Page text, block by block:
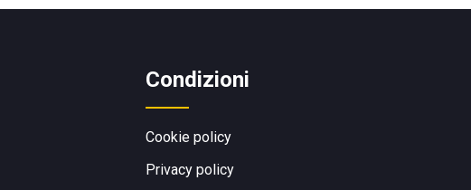
Condizioni
Cookie policy
Privacy policy